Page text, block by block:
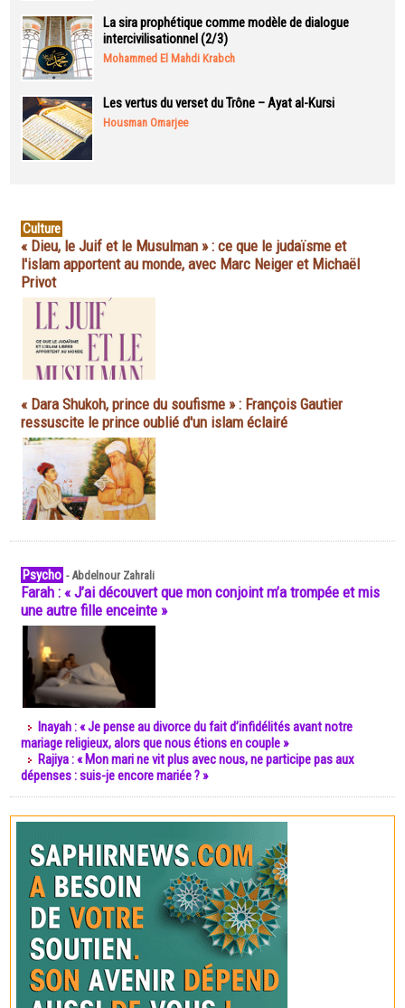
La sira prophétique comme modèle de dialogue
intercivilisationnel (2/3)
Mohammed El Mahdi Krabch
Les vertus du verset du Trône – Ayat al-Kursi
Housman Omarjee
Culture
« Dieu, le Juif et le Musulman » : ce que le judaïsme et
l'islam apportent au monde, avec Marc Neiger et Michaël
Privot
« Dara Shukoh, prince du soufisme » : François Gautier
ressuscite le prince oublié d'un islam éclairé
Psycho -Abdelnour Zahrali
Farah : « J’ai découvert que mon conjoint m’a trompée et mis
une autre fille enceinte »
Inayah : « Je pense au divorce du fait d’infidélités avant notre
mariage religieux, alors que nous étions en couple »
Rajiya : « Mon mari ne vit plus avec nous, ne participe pas aux
dépenses : suis-je encore mariée ? »